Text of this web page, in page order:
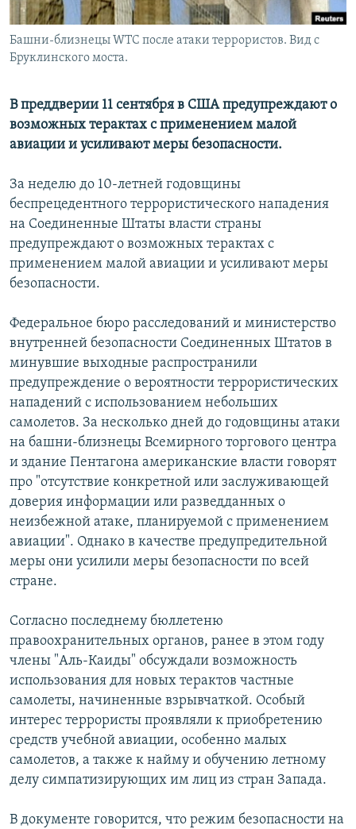
Башни-близнецы WTC после атаки террористов. Вид с
Бруклинского моста.
В преддверии 11 сентября в США предупреждают о
возможных терактах с применением малой
авиации и усиливают меры безопасности.
За неделю до 10-летней годовщины
беспрецедентного террористического нападения
на Соединенные Штаты власти страны
предупреждают о возможных терактах с
применением малой авиации и усиливают меры
безопасности.
Федеральное бюро расследований и министерство
внутренней безопасности Соединенных Штатов в
минувшие выходные распространили
предупреждение о вероятности террористических
нападений с использованием небольших
самолетов. За несколько дней до годовщины атаки
на башни-близнецы Всемирного торгового центра
и здание Пентагона американские власти говорят
про "отсутствие конкретной или заслуживающей
доверия информации или разведданных о
неизбежной атаке, планируемой с применением
авиации". Однако в качестве предупредительной
меры они усилили меры безопасности по всей
стране.
Согласно последнему бюллетеню
правоохранительных органов, ранее в этом году
члены "Аль-Каиды" обсуждали возможность
использования для новых терактов частные
самолеты, начиненные взрывчаткой. Особый
интерес террористы проявляли к приобретению
средств учебной авиации, особенно малых
самолетов, а также к найму и обучению летному
делу симпатизирующих им лиц из стран Запада.
В документе говорится, что режим безопасности на